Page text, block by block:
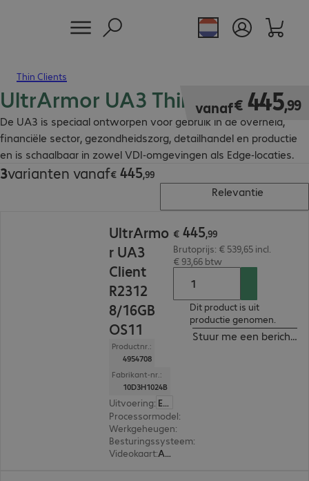
Thin Clients
UltrArmor UA3 Thin Clients
De UA3 is speciaal ontworpen voor gebruik in de overheid,
financiële sector, gezondheidszorg, detailhandel en productie
en is schaalbaar in zowel VDI-omgevingen als Edge-locaties.
vanaf€ 445,99
€ 445,99
3varianten vanaf€ 445,99
€ 445,99
Relevantie
UltrArmo
r UA3
Client
R2312
8/16GB
OS11
Productnr.:
4954708
Fabrikant-nr.:
10D3H1024B
Uitvoering:
Europa
Processormodel:
Werkgeheugen:
Besturingssysteem:
Videokaart: AMD Radeon Graphics
€ 445,99
Brutoprijs: € 539,65 incl.
€ 93,66 btw
Dit product is uit
productie genomen.
Stuur me een bericht